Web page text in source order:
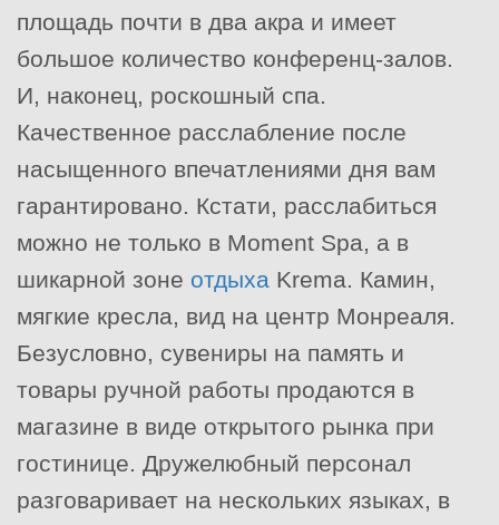
площадь почти в два акра и имеет
большое количество конференц-залов.
И, наконец, роскошный спа.
Качественное расслабление после
насыщенного впечатлениями дня вам
гарантировано. Кстати, расслабиться
можно не только в Moment Spa, а в
шикарной зоне отдыха Krema. Камин,
мягкие кресла, вид на центр Монреаля.
Безусловно, сувениры на память и
товары ручной работы продаются в
магазине в виде открытого рынка при
гостинице. Дружелюбный персонал
разговаривает на нескольких языках, в